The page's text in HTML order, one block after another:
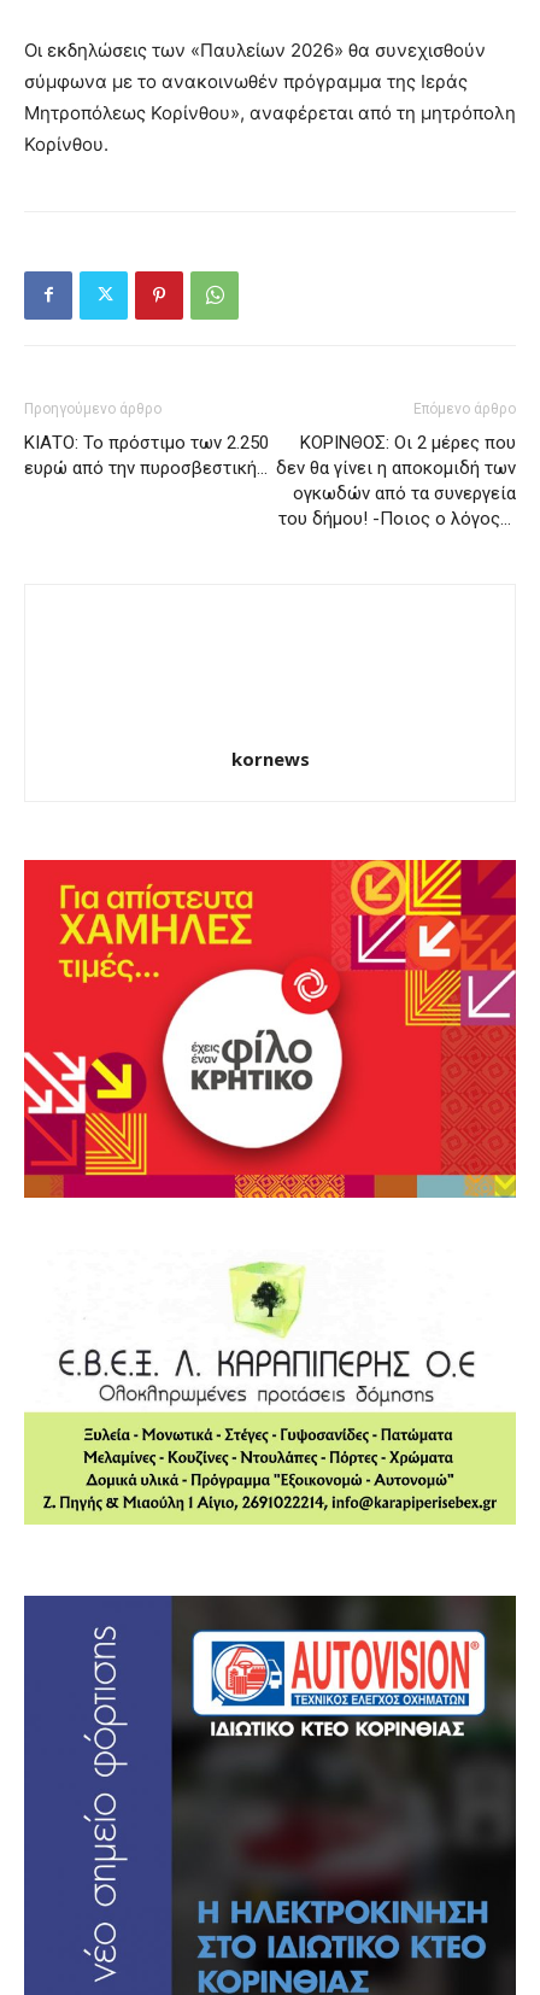
Οι εκδηλώσεις των «Παυλείων 2026» θα συνεχισθούν
σύμφωνα με το ανακοινωθέν πρόγραμμα της Ιεράς
Μητροπόλεως Κορίνθου», αναφέρεται από τη μητρόπολη
Κορίνθου.
Προηγούμενο άρθρο
ΚΙΑΤΟ: Το πρόστιμο των 2.250
ευρώ από την πυροσβεστική…
Επόμενο άρθρο
ΚΟΡΙΝΘΟΣ: Οι 2 μέρες που
δεν θα γίνει η αποκομιδή των
ογκωδών από τα συνεργεία
του δήμου! -Ποιος ο λόγος…
kornews